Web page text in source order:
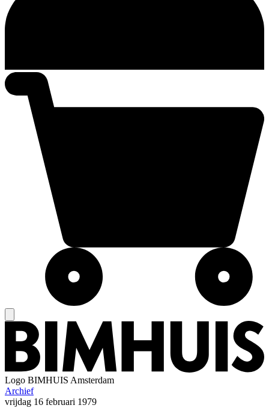
Logo BIMHUIS Amsterdam
Archief
vrijdag 16 februari 1979